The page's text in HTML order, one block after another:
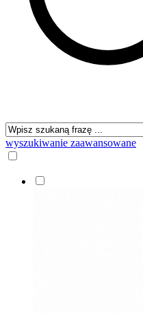
wyszukiwanie zaawansowane